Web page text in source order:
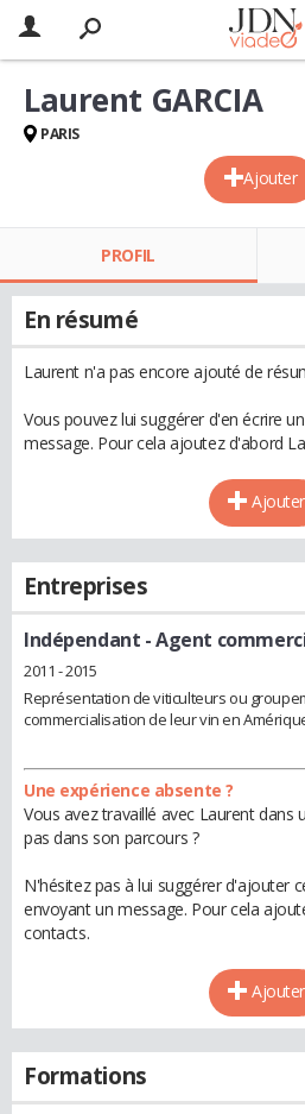
Ajouter
Laurent GARCIA
PARIS
PROFIL
En résumé
Laurent n'a pas encore ajouté de
Vous pouvez lui suggérer d'en écrire
message. Pour cela ajoutez d'abord
Ajouter
Entreprises
Indépendant - Agent
2011 - 2015
Représentation de viticulteurs ou
commercialisation de leur vin en
Une expérience absente ?
Vous avez travaillé avec Laurent dans
pas dans son parcours ?
N'hésitez pas à lui suggérer d'ajouter
envoyant un message. Pour cela
contacts.
Ajouter
Formations